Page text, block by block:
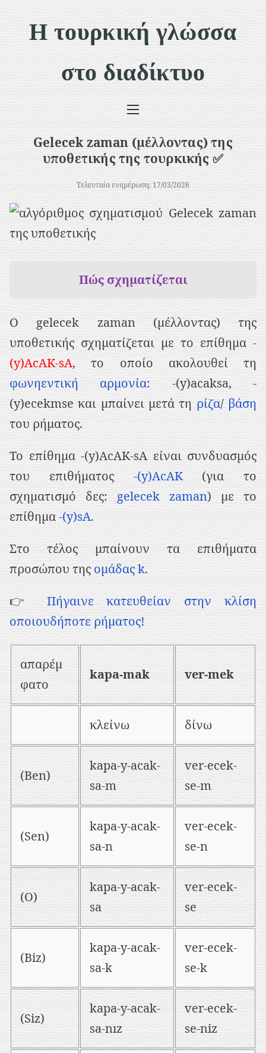
Μ
Η τουρκική γλώσσα
στο διαδίκτυο
Gelecek zaman (μέλλοντας) της
υποθετικής της τουρκικής ✅
Τελευταία ενημέρωση: 17/03/2026
Πώς σχηματίζεται
Ο gelecek zaman (μέλλοντας) της
υποθετικής σχηματίζεται με το επίθημα -
(y)AcAK-sA, το οποίο ακολουθεί τη
φωνηεντική αρμονία: -(y)acaksa, -
(y)ecekmse και μπαίνει μετά τη ρίζα/ βάση
του ρήματος.
To επίθημα -(y)AcAK-sA είναι συνδυασμός
του επιθήματος -(y)AcAK(για το
σχηματισμό δες:gelecek zaman) με το
επίθημα-(y)sA.
Στο τέλος μπαίνουν τα επιθήματα
προσώπου τηςομάδας k.
👉Πήγαινε κατευθείαν στην κλίση
οποιουδήποτε ρήματος!
απαρέμ
φατο
kapa-mak ver-mek
κλείνω δίνω
(Ben)
kapa-y-acak-
sa-m
ver-ecek-
se-m
(Sen)
kapa-y-acak-
sa-n
ver-ecek-
se-n
(O)
kapa-y-acak-
sa
ver-ecek-
se
(Biz)
kapa-y-acak-
sa-k
ver-ecek-
se-k
(Siz)
kapa-y-acak-
sa-nız
ver-ecek-
se-niz